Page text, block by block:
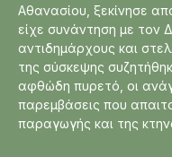
Αθανασίου, ξεκίνησε
είχε συνάντηση με τον
αντιδημάρχους και
της σύσκεψης
αφθώδη πυρετό, οι
παρεμβάσεις που
παραγωγής και της